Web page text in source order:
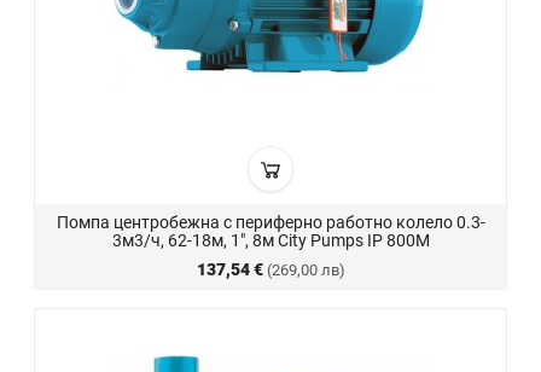
Помпа центробежна с периферно работно колело 0.3-
3м3/ч, 62-18м, 1", 8м City Pumps IP 800M
137,54 € (269,00 лв)